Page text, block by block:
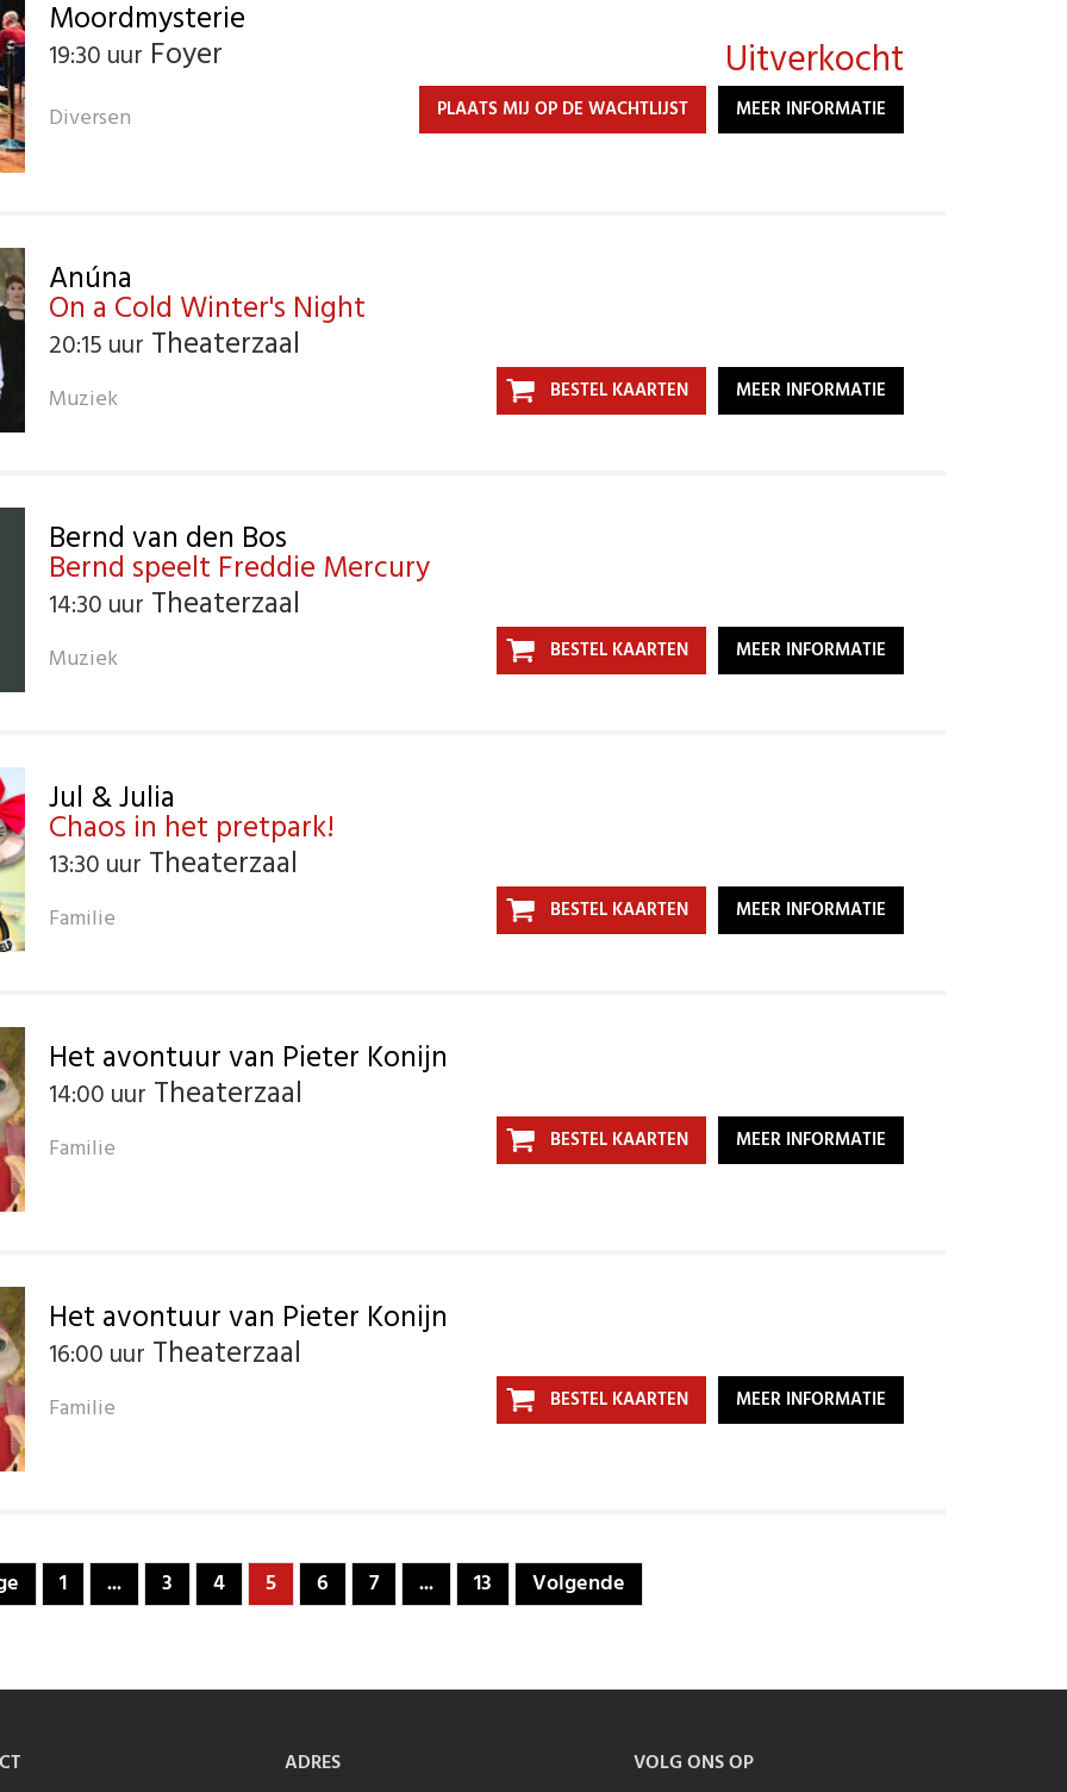
Moordmysterie
19:30 uur Foyer Uitverkocht
Diversen MEER INFORMATIE
PLAATS MIJ OP DE WACHTLIJST
Anúna
On a Cold Winter's Night
20:15 uur Theaterzaal
Muziek MEER INFORMATIE
BESTEL KAARTEN
Bernd van den Bos
Bernd speelt Freddie Mercury
14:30 uur Theaterzaal
Muziek MEER INFORMATIE
BESTEL KAARTEN
Jul & Julia
Chaos in het pretpark!
13:30 uur Theaterzaal
Familie MEER INFORMATIE
BESTEL KAARTEN
Het avontuur van Pieter Konijn
14:00 uur Theaterzaal
Familie MEER INFORMATIE
BESTEL KAARTEN
Het avontuur van Pieter Konijn
16:00 uur Theaterzaal
Familie MEER INFORMATIE
BESTEL KAARTEN
1 ... 3 4 5 6 7 ... 13 Volgende
ADRES VOLG ONS OP